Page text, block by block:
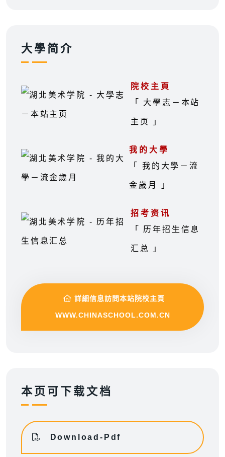
大學简介
院校主頁
「 大學志－本站
主页 」
我的大學
「 我的大學－流
金歲月 」
招考资讯
「 历年招生信息
汇总 」
詳細信息訪問本站院校主頁
WWW.CHINASCHOOL.COM.CN
本页可下载文档
Download-Pdf